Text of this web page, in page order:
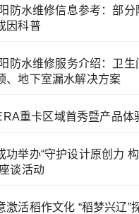
防水维修信息参考：部分
因科普
防水维修服务介绍：卫生
、地下室漏水解决方案
重卡区域首秀暨产品体
功举办“守护设计原创力
谈活动
激活稻作文化 “稻梦兴辽”